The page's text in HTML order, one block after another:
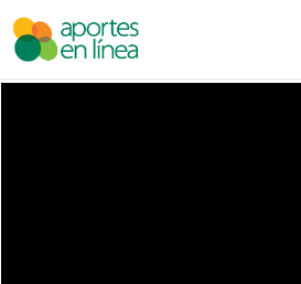
Salta al contingut principal